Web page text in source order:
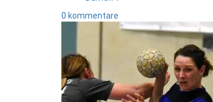
0 kommentare